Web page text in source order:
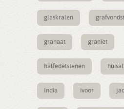
glaskralen grafvondst
granaat graniet
halfedelstenen
India ivoor